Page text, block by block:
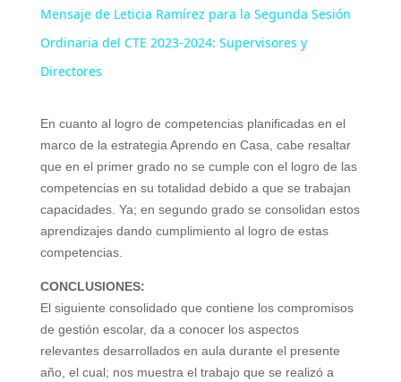
a
V
i
e
o
Mensaje de Leticia Ramírez para la Segunda Sesión
Ordinaria del CTE 2023-2024: Supervisores y
Directores
En cuanto al logro de competencias planificadas en el
marco de la estrategia Aprendo en Casa, cabe resaltar
que en el primer grado no se cumple con el logro de las
competencias en su totalidad debido a que se trabajan
capacidades. Ya; en segundo grado se consolidan estos
aprendizajes dando cumplimiento al logro de estas
competencias.
CONCLUSIONES:
El siguiente consolidado que contiene los compromisos
de gestión escolar, da a conocer los aspectos
relevantes desarrollados en aula durante el presente
año, el cual; nos muestra el trabajo que se realizó a